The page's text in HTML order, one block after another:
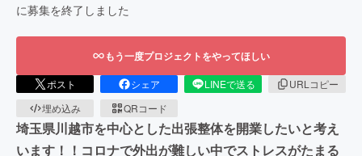
に募集を終了しました
もう一度プロジェクトをやってほしい
ポスト シェア LINEで送る
URLコピー
埋め込み
QRコード
埼玉県川越市を中心とした出張整体を開業したいと考え
います！！コロナで外出が難しい中でストレスがたまる